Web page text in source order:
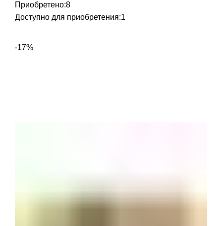
Приобретено:8
Доступно для приобретения:1
-17%